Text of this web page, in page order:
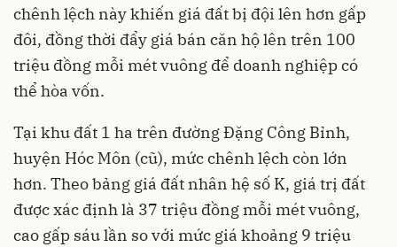
chênh lệch này khiến giá đất bị đội lên hơn gấp
đôi, đồng thời đẩy giá bán căn hộ lên trên 100
triệu đồng mỗi mét vuông để doanh nghiệp có
thể hòa vốn.
Tại khu đất 1 ha trên đường Đặng Công Bỉnh,
huyện Hóc Môn (cũ), mức chênh lệch còn lớn
hơn. Theo bảng giá đất nhân hệ số K, giá trị đất
được xác định là 37 triệu đồng mỗi mét vuông,
cao gấp sáu lần so với mức giá khoảng 9 triệu